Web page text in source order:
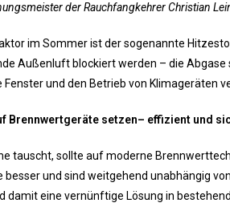
der Rauchfangkehrer Christian
im Sommer ist der sogenannte
Außenluft blockiert werden – die
Fenster und den Betrieb von Klimageräten
Brennwertgeräte setzen– effizient und
tauscht, sollte auf moderne
besser und sind weitgehend unabhängig
damit eine vernünftige Lösung in